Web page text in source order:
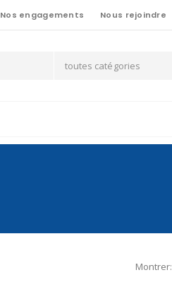
Nos engagements Nous rejoindre
toutes catégories
Montrer: